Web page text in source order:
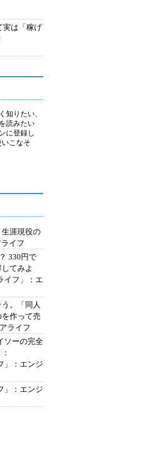
実は「稼げ
知りたい、
読みたい
に登録し
こなそ
涯現役の
イフ
330円で
てみよ
イフ」：エ
。「同人
作って売
ライフ
ソーの完全
」：エンジ
」：エンジ